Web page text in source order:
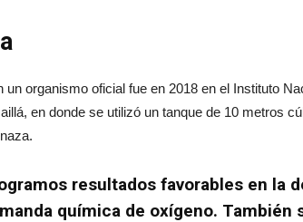
un organismo oficial fue en 2018 en el Instituto
en donde se utilizó un tanque de 10 metros
resultados favorables en la
química de oxígeno. También